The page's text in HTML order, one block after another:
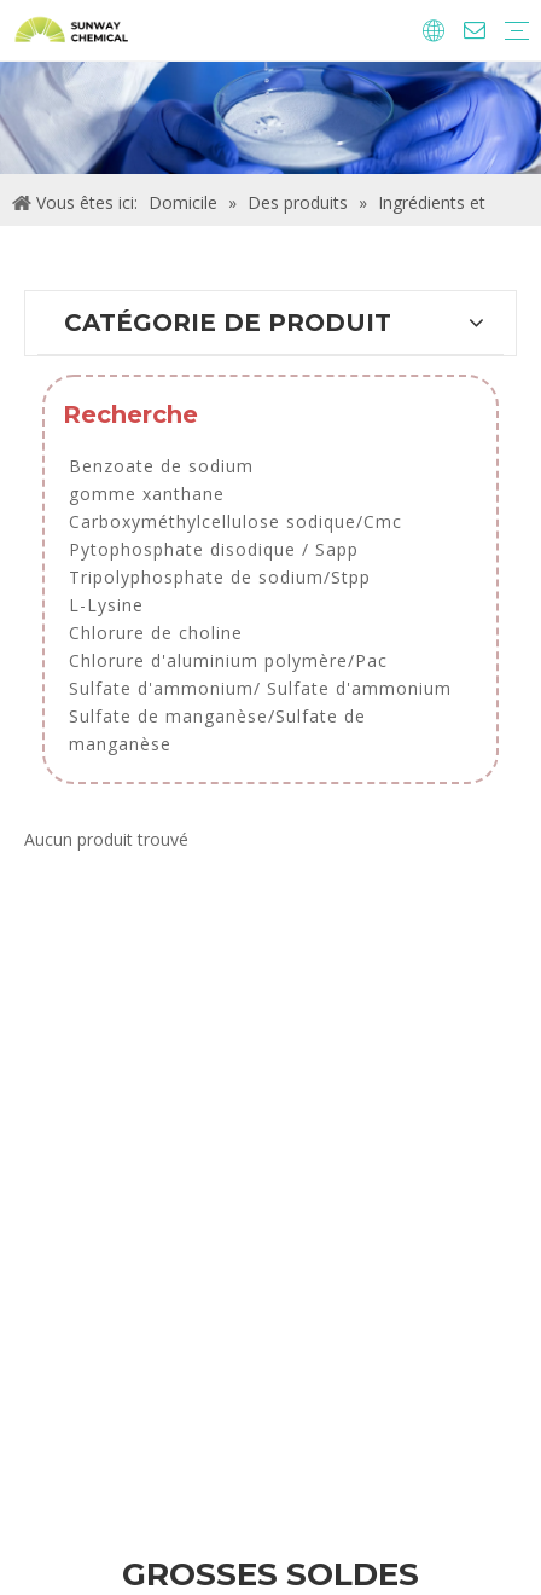
Vous êtes ici: Domicile » Des produits » Ingrédients et
CATÉGORIE DE PRODUIT
Recherche
Benzoate de sodium
gomme xanthane
Carboxyméthylcellulose sodique/Cmc
Pytophosphate disodique / Sapp
Tripolyphosphate de sodium/Stpp
L-Lysine
Chlorure de choline
Chlorure d'aluminium polymère/Pac
Sulfate d'ammonium/ Sulfate d'ammonium
Sulfate de manganèse/Sulfate de
manganèse
Aucun produit trouvé
GROSSES SOLDES